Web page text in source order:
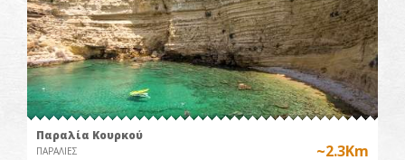
Παραλία Κουρκού
ΠΑΡΑΛΙΕΣ ~2.3Km